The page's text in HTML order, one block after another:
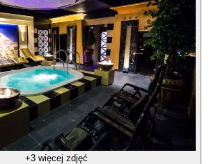
+3 więcej zdjęć